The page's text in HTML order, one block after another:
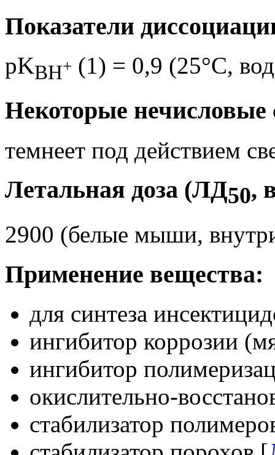
Показатели
pKBH+ (1) = 0,9 (25°C,
Некоторые нечисловые
темнеет под действием
Летальная доза (ЛД50,
2900 (белые мыши,
Применение вещества:
для синтеза
ингибитор коррозии
ингибитор
окислительно-
стабилизатор